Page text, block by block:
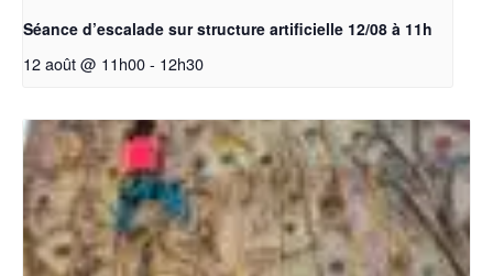
Séance d’escalade sur structure artificielle 12/08 à 11h
12 août @ 11h00- 12h30